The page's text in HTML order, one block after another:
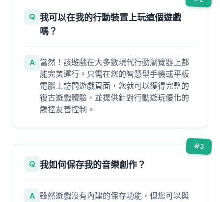
Q 我可以在我的行動裝置上玩這個遊戲
嗎？
A 當然！該遊戲在大多數現代行動瀏覽器上都
能完美運行。只需在您的智慧型手機或平板
電腦上訪問遊戲頁面，您就可以獲得完整的
復古遊戲體驗，並提供針對行動遊玩優化的
觸控友善控制。
#3
Q 我如何保存我的音樂創作？
A 雖然遊戲沒有內建的保存功能，但您可以與